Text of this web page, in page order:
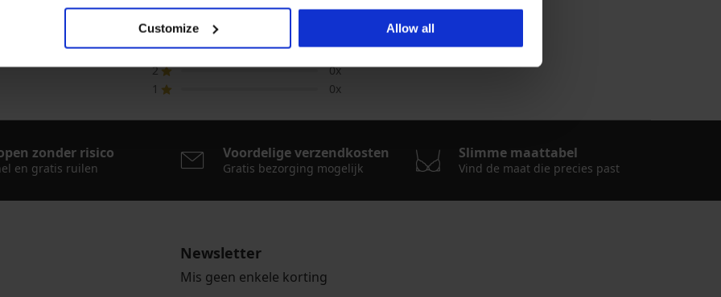
Customize Allow all
5
1x
4
3
1x
2
0x
1
0x
zonder risico
en gratis ruilen
Voordelige verzendkosten
Gratis bezorging mogelijk
Slimme maattabel
Vind de maat die precies past
Newsletter
Mis geen enkele korting